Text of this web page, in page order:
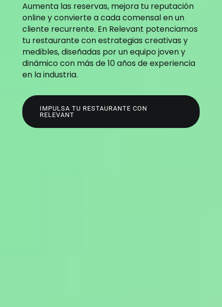
Aumenta las reservas, mejora tu reputación
online y convierte a cada comensal en un
cliente recurrente. En Relevant potenciamos
tu restaurante con estrategias creativas y
medibles, diseñadas por un equipo joven y
dinámico con más de 10 años de experiencia
en la industria.
IMPULSA TU RESTAURANTE CON
RELEVANT